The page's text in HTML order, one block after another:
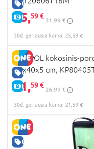
GERA KAINA
E-KAINA
25,59 €
31,99 €
30d. geriausia kaina: 25,59 €
GERA KAINA
E-KAINA
DANPOL kokosinis-
80x40x5 cm,
21,59 €
26,99 €
30d. geriausia kaina: 21,59 €
GERA KAINA